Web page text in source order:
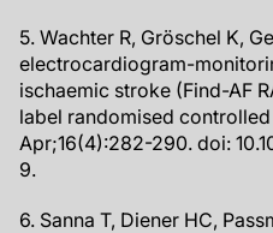
5. Wachter R, Gröschel K,
electrocardiogram-
ischaemic stroke (Find-AF
label randomised
Apr;16(4):282-290. doi:
9.
6. Sanna T, Diener HC,